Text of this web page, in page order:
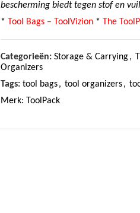
bescherming biedt tegen stof en
* Tool Bags – ToolVizion * The
Categorieën: Storage & Carrying,
Organizers
Tags: tool bags, tool organizers,
Merk: ToolPack